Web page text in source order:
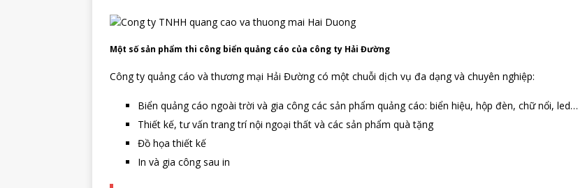
Một số sản phẩm thi công biển quảng cáo của công ty Hải Đường
Công ty quảng cáo và thương mại Hải Đường có một chuỗi dịch vụ đa dạng và chuyên nghiệp:
Biển quảng cáo ngoài trời và gia công các sản phẩm quảng cáo: biển hiệu, hộp đèn, chữ nổi, led…
Thiết kế, tư vấn trang trí nội ngoại thất và các sản phẩm quà tặng
Đồ họa thiết kế
In và gia công sau in